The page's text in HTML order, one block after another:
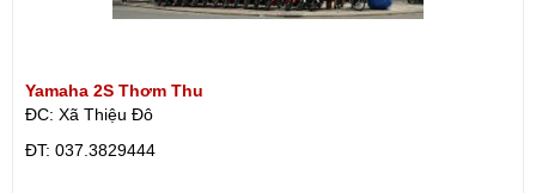
Yamaha 2S Thơm Thu
ĐC: Xã Thiệu Đô
ÐT: 037.3829444